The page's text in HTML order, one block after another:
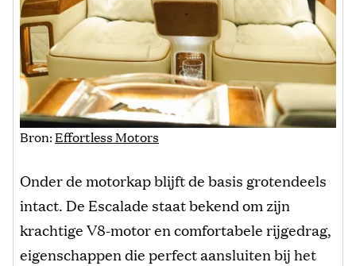
Bron:Effortless Motors
Onder de motorkap blijft de basis grotendeels
intact. De Escalade staat bekend om zijn
krachtige V8-motor en comfortabele rijgedrag,
eigenschappen die perfect aansluiten bij het